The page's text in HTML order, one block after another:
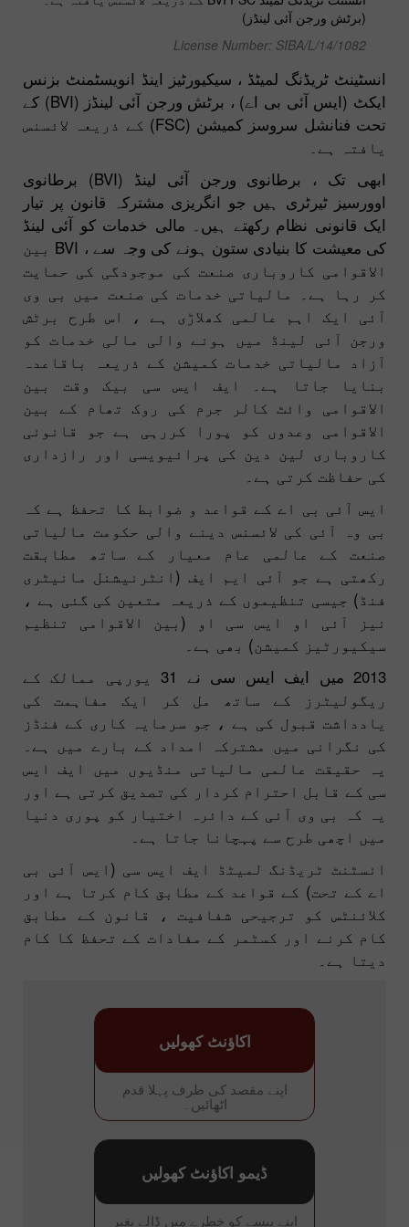
(برٹش ورجن آئی لینڈز)
License Number: SIBA/L/14/1082
انسٹینٹ ٹریڈنگ لمیٹڈ ، سیکیورٹیز اینڈ انویسٹمنٹ بزنس
ایکٹ (ایس آئی بی اے) ، برٹش ورجن آئی لینڈز (BVI) کے
تحت فنانشل سروسز کمیشن (FSC) کے ذریعہ لائسنس
یافتہ ہے۔
ابھی تک ، برطانوی ورجن آئی لینڈ (BVI) برطانوی
اوورسیز ٹیرٹری ہیں جو انگریزی مشترکہ قانون پر تیار
ایک قانونی نظام رکھتے ہیں۔ مالی خدمات کو آئی لینڈ
کی معیشت کا بنیادی ستون ہونے کی وجہ سے ، BVI بین
الاقوامی کاروباری صنعت کی موجودگی کی حمایت
کر رہا ہے۔ مالیاتی خدمات کی صنعت میں بی وی
آئی ایک اہم عالمی کھلاڑی ہے ، اس طرح برٹش
ورجن آئی لینڈ میں ہونے والی مالی خدمات کو
آزاد مالیاتی خدمات کمیشن کے ذریعہ باقاعدہ
بنایا جاتا ہے۔ ایف ایس سی بیک وقت بین
الاقوامی وائٹ کالر جرم کی روک تھام کے بین
الاقوامی وعدوں کو پورا کررہی ہے جو قانونی
کاروباری لین دین کی پرائیویسی اور رازداری
کی حفاظت کرتی ہے۔
ایس آئی بی اے کے قواعد و ضوابط کا تحفظ ہے کہ
بی وہ آئی کی لائسنس دینے والی حکومت مالیاتی
صنعت کے عالمی عام معیار کے ساتھ مطابقت
رکھتی ہے جو آئی ایم ایف (انٹرنیشنل مانیٹری
فنڈ) جیسی تنظیموں کے ذریعہ متعین کی گئی ہے ،
نیز آئی او ایس سی او (بین الاقوامی تنظیم
سیکیورٹیز کمیشن) بھی ہے۔
2013 میں ایف ایس سی نے 31 یورپی ممالک کے
ریگولیٹرز کے ساتھ مل کر ایک مفاہمت کی
یادداشت قبول کی ہے ، جو سرمایہ کاری کے فنڈز
کی نگرانی میں مشترکہ امداد کے بارے میں ہے۔
یہ حقیقت عالمی مالیاتی منڈیوں میں ایف ایس
سی کے قابل احترام کردار کی تصدیق کرتی ہے اور
یہ کہ بی وی آئی کے دائرہ اختیار کو پوری دنیا
میں اچھی طرح سے پہچانا جاتا ہے۔
انسٹنٹ ٹریڈنگ لمیٹڈ ایف ایس سی (ایس آئی بی
اے کے تحت) کے قواعد کے مطابق کام کرتا ہے اور
کلائنٹس کو ترجیحی شفافیت ، قانون کے مطابق
کام کرنے اور کسٹمر کے مفادات کے تحفظ کا کام
دیتا ہے۔
اپنے مقصد کی طرف پہلا قدم
اٹھائیں۔
اکاؤنٹ کھولیں
اپنے پیسے کو خطرے میں ڈالے بغیر
ڈیمو اکاؤنٹ کھولیں